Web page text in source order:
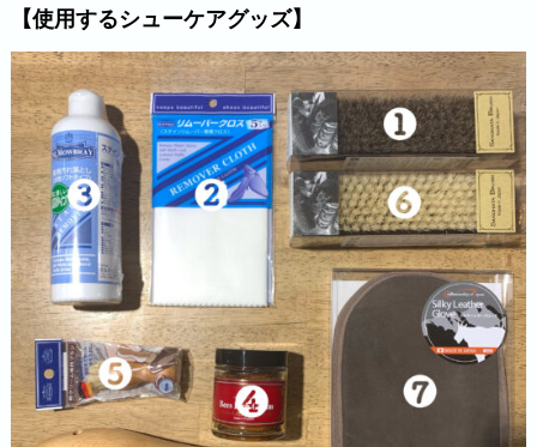
【使用するシューケアグッズ】